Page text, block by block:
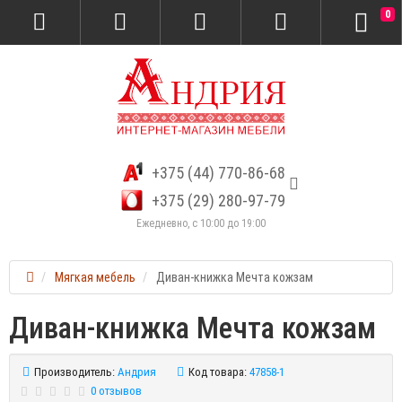
+375 (44) 770-86-68
+375 (29) 280-97-79
Ежедневно, с 10:00 до 19:00
0
Мягкая мебель Диван-книжка Мечта кожзам
Диван-книжка Мечта кожзам
Производитель: Андрия Код товара: 47858-1
0 отзывов